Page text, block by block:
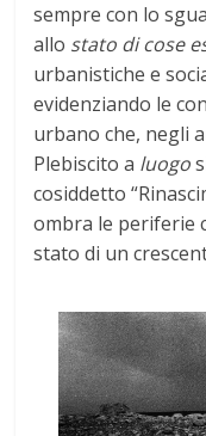
sempre con lo
allo stato di cose
urbanistiche e
evidenziando le
urbano che, negli
Plebiscito a luogo
cosiddetto
ombra le periferie
stato di un